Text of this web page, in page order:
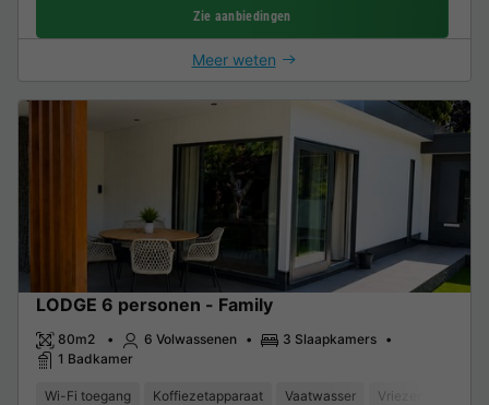
Zie aanbiedingen
Meer weten
LODGE 6 personen - Family
80m2 6 Volwassenen
3 Slaapkamers
1 Badkamer
Wi-Fi toegang Koffiezetapparaat Vaatwasser Vriezer